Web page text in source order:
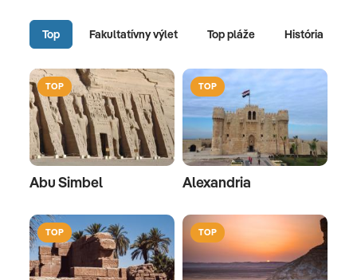
Top Fakultatívny výlet Top pláže História
TOP
Abu Simbel
TOP
Alexandria
TOP TOP